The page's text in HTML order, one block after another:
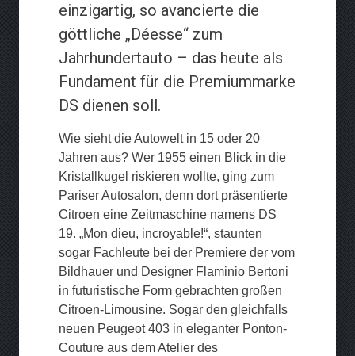
einzigartig, so avancierte die
göttliche „Déesse“ zum
Jahrhundertauto – das heute als
Fundament für die Premiummarke
DS dienen soll.
Wie sieht die Autowelt in 15 oder 20
Jahren aus? Wer 1955 einen Blick in die
Kristallkugel riskieren wollte, ging zum
Pariser Autosalon, denn dort präsentierte
Citroen eine Zeitmaschine namens DS
19. „Mon dieu, incroyable!“, staunten
sogar Fachleute bei der Premiere der vom
Bildhauer und Designer Flaminio Bertoni
in futuristische Form gebrachten großen
Citroen-Limousine. Sogar den gleichfalls
neuen Peugeot 403 in eleganter Ponton-
Couture aus dem Atelier des